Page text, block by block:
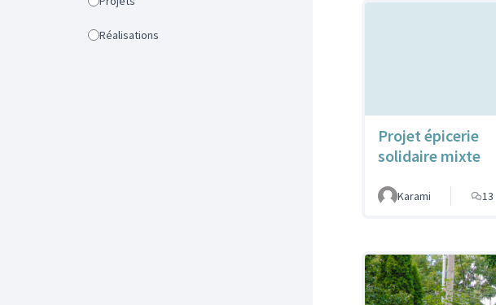
Réalisations
Projet épicerie
solidaire mixte
Karami 13